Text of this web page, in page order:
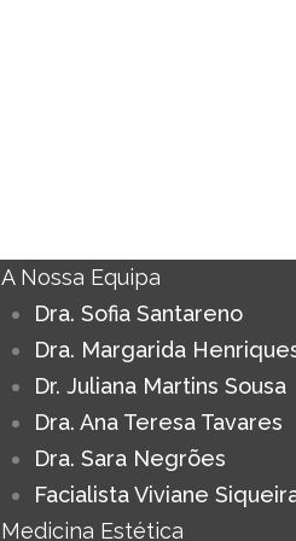
A Nossa Equipa
Dra. Sofia Santareno
Dra. Margarida
Dr. Juliana Martins Sousa
Dra. Ana Teresa Tavares
Dra. Sara Negrões
Facialista Viviane
Medicina Estética